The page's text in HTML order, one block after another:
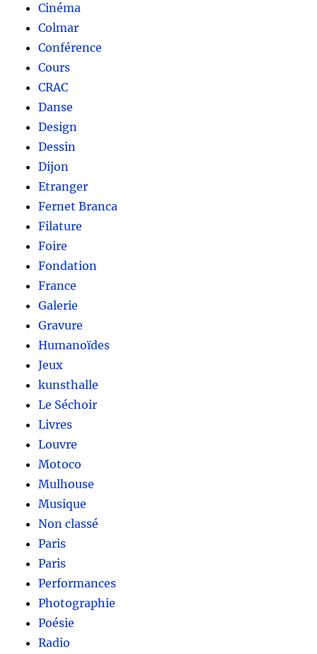
Cinéma
Colmar
Conférence
Cours
CRAC
Danse
Design
Dessin
Dijon
Etranger
Fernet Branca
Filature
Foire
Fondation
France
Galerie
Gravure
Humanoïdes
Jeux
kunsthalle
Le Séchoir
Livres
Louvre
Motoco
Mulhouse
Musique
Non classé
Paris
Paris
Performances
Photographie
Poésie
Radio